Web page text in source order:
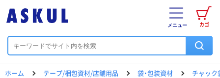
カゴ
メニュー
ホーム テープ/梱包資材/店舗用品 袋・包装資材 チャック